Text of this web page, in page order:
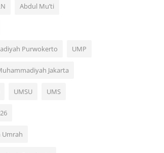
Abdul Mu’ti
Purwokerto UMP
Jakarta
UMSU UMS
Umrah